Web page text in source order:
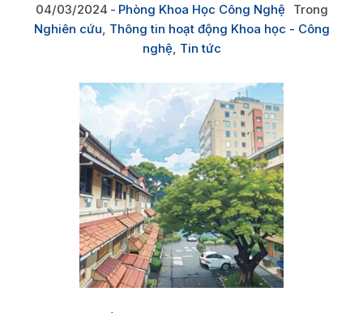
04/03/2024 Phòng Khoa Học Công Nghệ
Trong
Nghiên cứu, Thông tin hoạt động Khoa học - Công
nghệ, Tin tức